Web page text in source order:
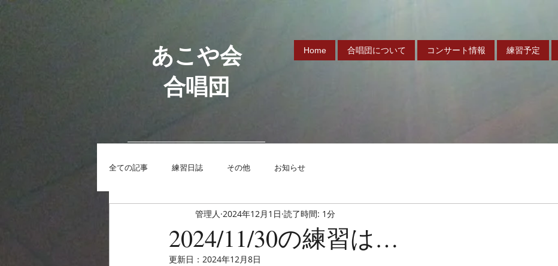
あこや会
合唱団
Home 合唱団について コンサート情報 練習予定
全ての記事 練習日誌 その他 お知らせ
2024/11/30の練習は…
管理人 2024年12月1日 読了時間: 1分
更新日： 2024年12月8日